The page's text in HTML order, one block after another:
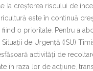
la creșterea riscului de
este în continuă
o prioritate. Pentru a
de Urgență (ISU)
activități de
în raza lor de acțiune,